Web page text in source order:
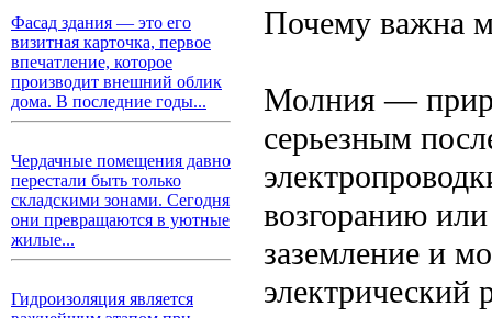
Фасад здания — это его
визитная карточка, первое
впечатление, которое
производит внешний облик
дома. В последние годы...
Чердачные помещения давно
перестали быть только
складскими зонами. Сегодня
они превращаются в уютные
жилые...
Гидроизоляция является
Почему важна
Молния —
серьезным
возгоранию
заземление и
электрический